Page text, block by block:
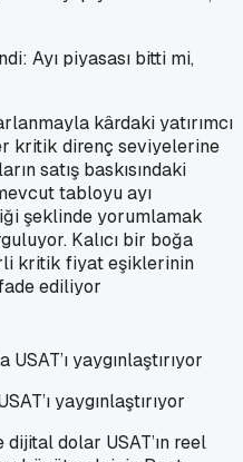
Ayı piyasası bitti mi,
kârdaki yatırımcı
kritik direnç seviyelerine
satış baskısındaki
tabloyu ayı
şeklinde yorumlamak
Kalıcı bir boğa
kritik fiyat eşiklerinin
ediliyor
yaygınlaştırıyor
dolar USAT’ın reel